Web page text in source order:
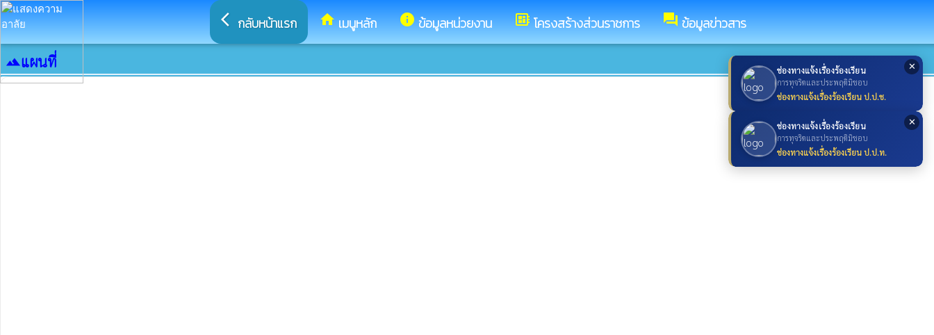
✕
ช่องทางแจ้งเรื่องร้องเรียน
การทุจริตและประพฤติมิชอบ
ช่องทางแจ้งเรื่องร้องเรียน ป.ป.ช.
✕
ช่องทางแจ้งเรื่องร้องเรียน
การทุจริตและประพฤติมิชอบ
ช่องทางแจ้งเรื่องร้องเรียน ป.ป.ท.
arrow_back_ios กลับหน้าแรก homeเมนูหลัก infoข้อมูลหน่วยงาน developer_boardโครงสร้างส่วนราชการ forumข้อมูลข่าวสาร
landscapeแผนที่